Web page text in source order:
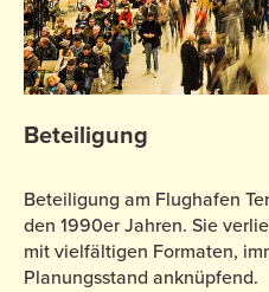
Beteiligung
Beteiligung am Flughafen
den 1990er Jahren. Sie
mit vielfältigen Formaten,
Planungsstand anknüpfend.